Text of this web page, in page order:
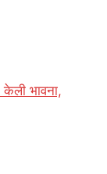
भावना,